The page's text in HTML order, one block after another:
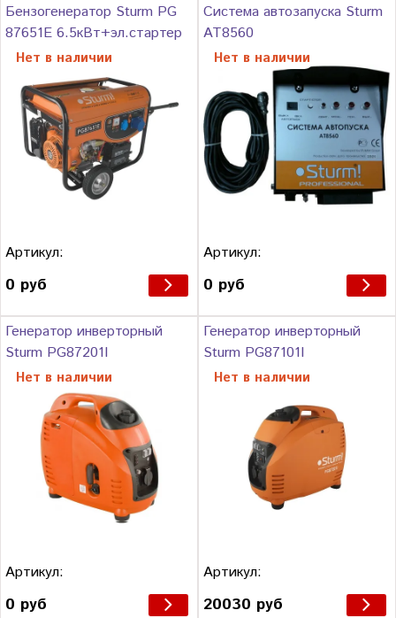
Бензогенератор Sturm PG
87651E 6.5кВт+эл.стартер
Нет в наличии
Артикул:
0 руб
Система автозапуска Sturm
AT8560
Нет в наличии
Артикул:
0 руб
Генератор инверторный
Sturm PG87201I
Нет в наличии
Артикул:
0 руб
Генератор инверторный
Sturm PG87101I
Нет в наличии
Артикул:
20030 руб